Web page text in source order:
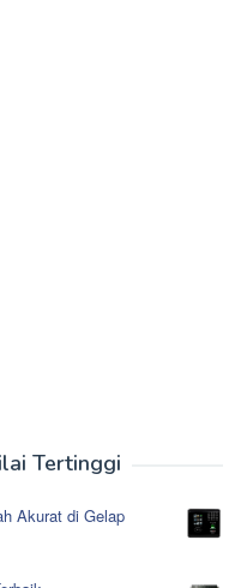
Tertinggi
Akurat di Gelap